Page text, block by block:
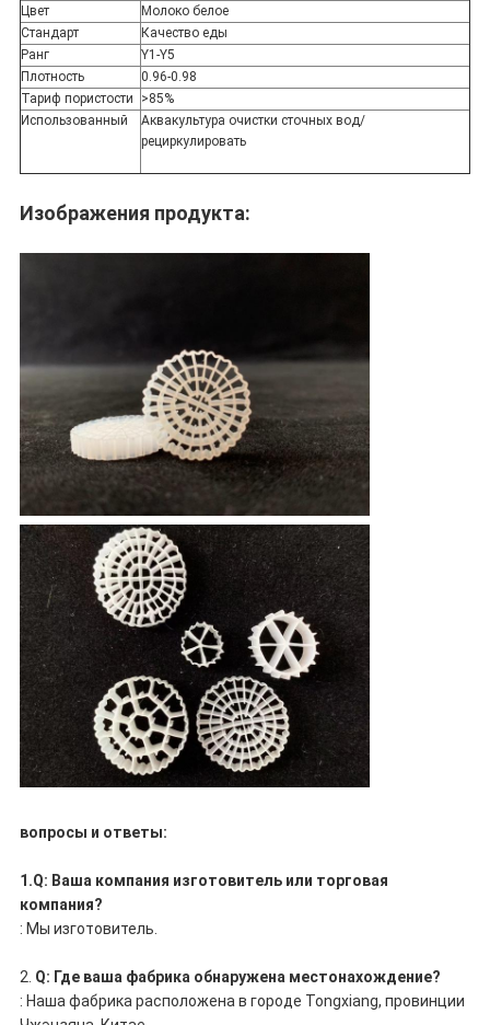
Цвет
Молоко белое
Стандарт
Качество еды
Ранг
Y1-Y5
Плотность
0.96-0.98
Тариф пористости
>85%
Использованный
Аквакультура очистки сточных вод/
рециркулировать
Изображения продукта:
вопросы и ответы:
1.Q: Ваша компания изготовитель или торговая
компания?
: Мы изготовитель.
2. Q: Где ваша фабрика обнаружена местонахождение?
: Наша фабрика расположена в городе Tongxiang, провинции